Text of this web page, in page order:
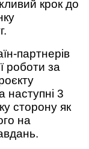
крок до
партнерів
роботи за
наступні 3
сторону як
на